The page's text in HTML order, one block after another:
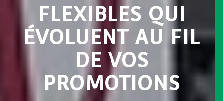
FLEXIBLES QUI
ÉVOLUENT AU FIL
DE VOS
PROMOTIONS